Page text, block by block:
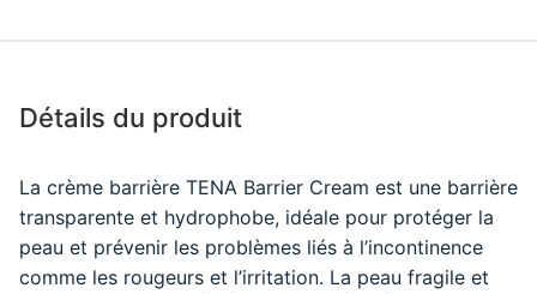
Détails du produit
La crème barrière TENA Barrier Cream est une barrière
transparente et hydrophobe, idéale pour protéger la
peau et prévenir les problèmes liés à l’incontinence
comme les rougeurs et l’irritation. La peau fragile et